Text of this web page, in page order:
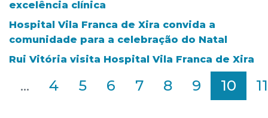
excelência clínica
Hospital Vila Franca de Xira convida a
comunidade para a celebração do Natal
Rui Vitória visita Hospital Vila Franca de Xira
... 4 5 6 7 8 9 10 11